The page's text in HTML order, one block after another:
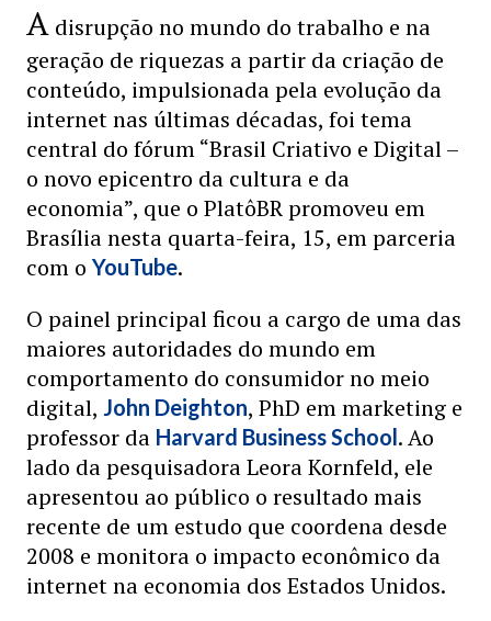
A disrupção no mundo do trabalho e na
geração de riquezas a partir da criação de
conteúdo, impulsionada pela evolução da
internet nas últimas décadas, foi tema
central do fórum “Brasil Criativo e Digital –
o novo epicentro da cultura e da
economia”, que o PlatôBR promoveu em
Brasília nesta quarta-feira, 15, em parceria
com o YouTube.
O painel principal ficou a cargo de uma das
maiores autoridades do mundo em
comportamento do consumidor no meio
digital, John Deighton, PhD em marketing e
professor da Harvard Business School. Ao
lado da pesquisadora Leora Kornfeld, ele
apresentou ao público o resultado mais
recente de um estudo que coordena desde
2008 e monitora o impacto econômico da
internet na economia dos Estados Unidos.